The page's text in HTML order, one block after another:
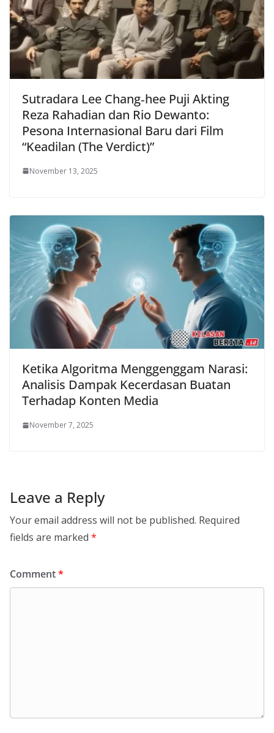
Sutradara Lee Chang‑hee Puji Akting
Reza Rahadian dan Rio Dewanto:
Pesona Internasional Baru dari Film
“Keadilan (The Verdict)”
November 13, 2025
Ketika Algoritma Menggenggam Narasi:
Analisis Dampak Kecerdasan Buatan
Terhadap Konten Media
November 7, 2025
Leave a Reply
Your email address will not be published. Required
fields are marked *
Comment*